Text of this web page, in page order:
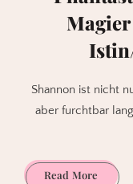
Magier
Shannon ist nicht
aber furchtbar
Read More